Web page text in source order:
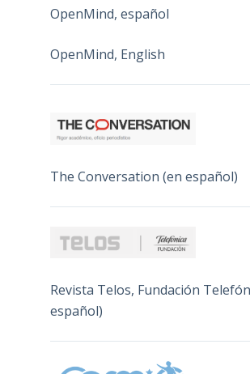
OpenMind, español
OpenMind, English
The Conversation (en español)
Revista Telos, Fundación
español)